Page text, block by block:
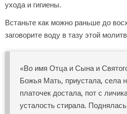
ухода и гигиены.
Встаньте как можно раньше до
заговорите воду в тазу этой
«Во имя Отца и Сына и
Божья Мать, приустала, села
платочек достала, пот с
усталость стирала.